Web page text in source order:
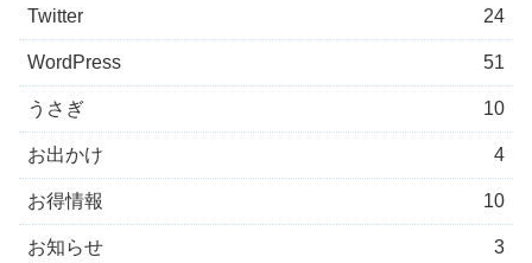
Twitter 24
WordPress 51
うさぎ 10
お出かけ 4
お得情報 10
お知らせ 3